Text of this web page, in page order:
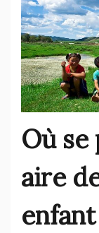
Où
aire
enfant